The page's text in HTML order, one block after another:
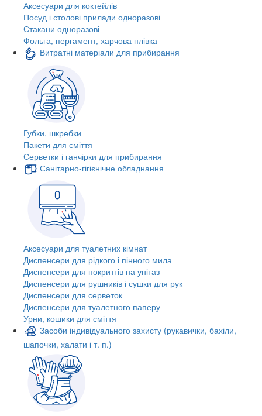
Аксесуари для коктейлів
Посуд і столові прилади одноразові
Стакани одноразові
Фольга, пергамент, харчова плівка
Витратні матеріали для прибирання
Губки, шкребки
Пакети для сміття
Серветки і ганчірки для прибирання
Санітарно-гігієнічне обладнання
Аксесуари для туалетних кімнат
Диспенсери для рідкого і пінного мила
Диспенсери для покриттів на унітаз
Диспенсери для рушників і сушки для рук
Диспенсери для серветок
Диспенсери для туалетного паперу
Урни, кошики для сміття
Засоби індивідуального захисту (рукавички, бахіли,
шапочки, халати і т. п.)